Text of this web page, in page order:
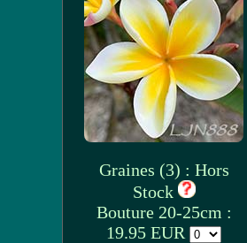
Graines (3) : Hors
Stock
Bouture 20-25cm :
19.95 EUR